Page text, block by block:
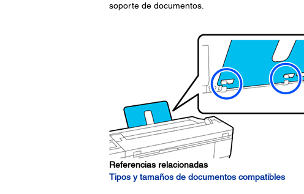
soporte de documentos.
Referencias relacionadas
Tipos y tamaños de documentos compatibles